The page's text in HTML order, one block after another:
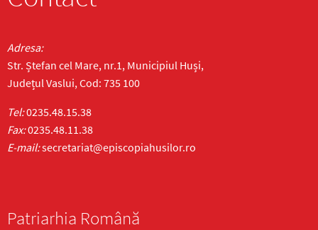
Adresa:
Str. Ștefan cel Mare, nr.1, Municipiul Huși,
Județul Vaslui, Cod: 735 100
Tel:0235.48.15.38
Fax:0235.48.11.38
E-mail:secretariat@episcopiahusilor.ro
Patriarhia Română